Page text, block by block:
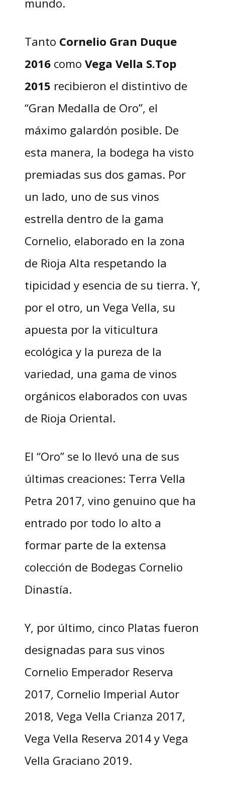
Tanto Cornelio Gran Duque
2016 como Vega Vella S.Top
2015 recibieron el distintivo de
“Gran Medalla de Oro”, el
máximo galardón posible. De
esta manera, la bodega ha visto
premiadas sus dos gamas. Por
un lado, uno de sus vinos
estrella dentro de la gama
Cornelio, elaborado en la zona
de Rioja Alta respetando la
tipicidad y esencia de su tierra. Y,
por el otro, un Vega Vella, su
apuesta por la viticultura
ecológica y la pureza de la
variedad, una gama de vinos
orgánicos elaborados con uvas
de Rioja Oriental.
El “Oro” se lo llevó una de sus
últimas creaciones: Terra Vella
Petra 2017, vino genuino que ha
entrado por todo lo alto a
formar parte de la extensa
colección de Bodegas Cornelio
Dinastía.
Y, por último, cinco Platas fueron
designadas para sus vinos
Cornelio Emperador Reserva
2017, Cornelio Imperial Autor
2018, Vega Vella Crianza 2017,
Vega Vella Reserva 2014 y Vega
Vella Graciano 2019.